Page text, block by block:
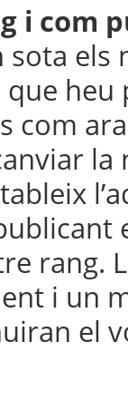
i com
sota
que
com
rang.
i un
el